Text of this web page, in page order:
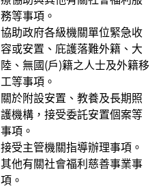
務等事項。
協助政府各級機關單位緊急收
容或安置、庇護落難外籍、大
陸、無國(戶)籍之人士及外籍移
工等事項。
關於附設安置、教養及長期照
護機構，接受委託安置個案等
事項。
接受主管機關指導辦理事項。
其他有關社會福利慈善事業事
項。